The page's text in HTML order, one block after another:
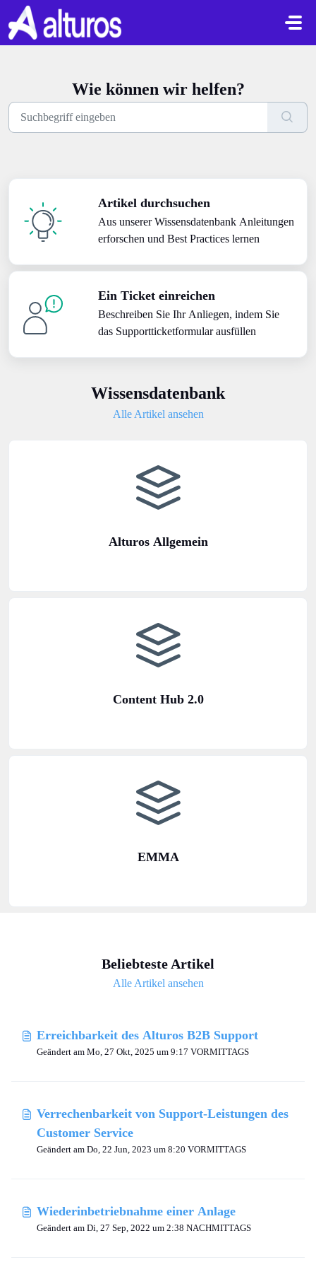
Zum hauptsächlichen Inhalt gehen
Wie können wir helfen?
Artikel durchsuchen
Aus unserer Wissensdatenbank Anleitungen
erforschen und Best Practices lernen
Ein Ticket einreichen
Beschreiben Sie Ihr Anliegen, indem Sie
das Supportticketformular ausfüllen
Wissensdatenbank
Alle Artikel ansehen
Alturos Allgemein
Content Hub 2.0
EMMA
Beliebteste Artikel
Alle Artikel ansehen
Erreichbarkeit des Alturos B2B Support
Geändert am Mo, 27 Okt, 2025 um 9:17 VORMITTAGS
Verrechenbarkeit von Support-Leistungen des
Customer Service
Geändert am Do, 22 Jun, 2023 um 8:20 VORMITTAGS
Wiederinbetriebnahme einer Anlage
Geändert am Di, 27 Sep, 2022 um 2:38 NACHMITTAGS